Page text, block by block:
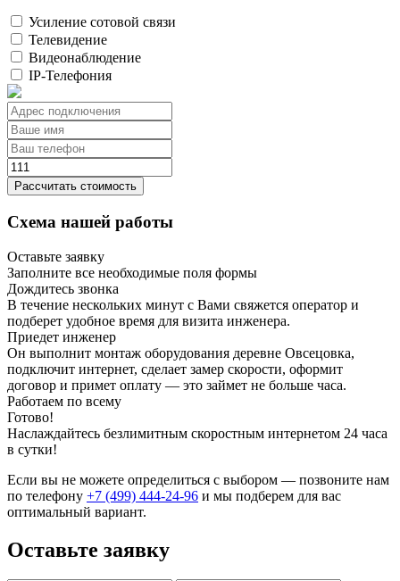
Усиление сотовой связи
Телевидение
Видеонаблюдение
IP-Телефония
Рассчитать стоимость
Схема нашей работы
Оставьте заявку
Заполните все необходимые поля формы
Дождитесь звонка
В течение нескольких минут с Вами свяжется оператор и
подберет удобное время для визита инженера.
Приедет инженер
Он выполнит монтаж оборудования деревне Овсецовка,
подключит интернет, сделает замер скорости, оформит
договор и примет оплату — это займет не больше часа.
Работаем по всему
Готово!
Наслаждайтесь безлимитным скоростным интернетом 24 часа
в сутки!
Если вы не можете определиться с выбором — позвоните нам
по телефону +7 (499) 444-24-96 и мы подберем для вас
оптимальный вариант.
Оставьте заявку